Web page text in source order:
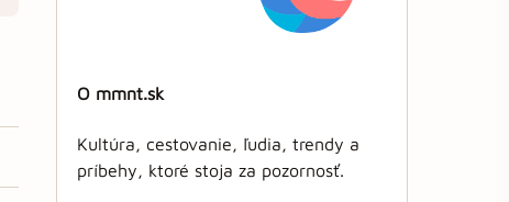
O mmnt.sk
Kultúra, cestovanie, ľudia, trendy a
príbehy, ktoré stoja za pozornosť.